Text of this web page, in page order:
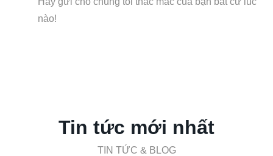
nào!
Tin tức mới nhất
TIN TỨC & BLOG